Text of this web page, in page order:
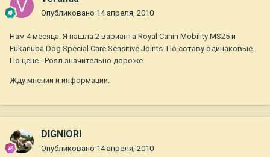
Опубликовано 14 апреля, 2010
Нам 4 месяца. Я нашла 2 варианта Royal Canin Mobility MS25 и
Eukanuba Dog Special Care Sensitive Joints. По сотаву одинаковые.
По цене - Роял значительно дороже.
Жду мнений и информации.
DIGNIORI
Опубликовано 14 апреля, 2010